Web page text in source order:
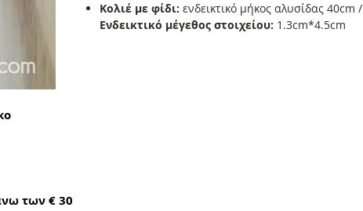
Κολιέ με φίδι: ενδεικτικό μήκος αλυσίδας 40cm /
Ενδεικτικό μέγεθος στοιχείου: 1.3cm*4.5cm
των € 30